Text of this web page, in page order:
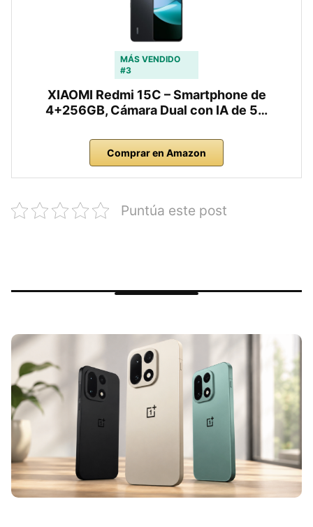
MÁS VENDIDO
#3
XIAOMI Redmi 15C – Smartphone de
4+256GB, Cámara Dual con IA de 5…
Comprar en Amazon
Puntúa este post